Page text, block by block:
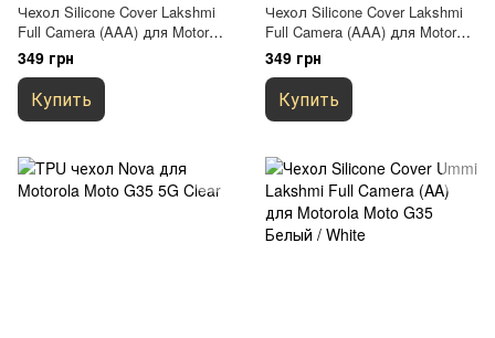
Чехол Silicone Cover Lakshmi
Full Camera (AAA) для Motorola
Moto G35 Темно-синий /
Midnight blue
349 грн
Купить
Чехол Silicone Cover Lakshmi
Full Camera (AAA) для Motorola
Moto G35 Черный / Black
349 грн
Купить